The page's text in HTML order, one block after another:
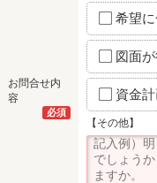
お問合せ内
容
必須
希望
図面
資金
【その他】